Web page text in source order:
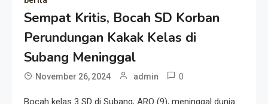
Sempat Kritis, Bocah SD Korban
Perundungan Kakak Kelas di
Subang Meninggal
November 26, 2024 admin 0
Bocah kelas 3 SD di Subang, ARO (9), meninggal dunia